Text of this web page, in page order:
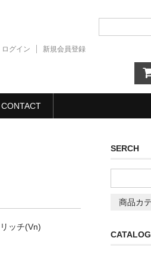
ログイン 新規会員登録
CONTACT
ッチ(Vn)
SERCH
商品カ
CATALOG